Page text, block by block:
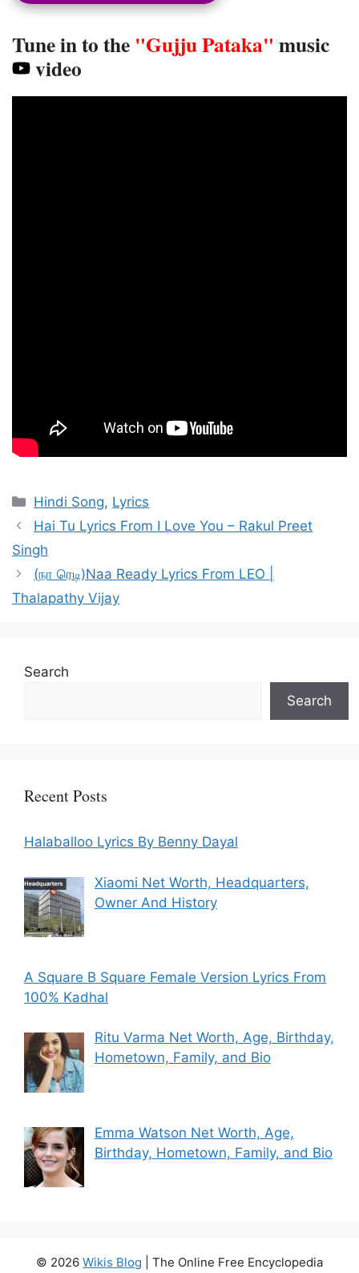
Tune in to the "Gujju Pataka" music
video
Categories
Hindi Song, Lyrics
Hai Tu Lyrics From I Love You – Rakul Preet
Singh
(நா ரெடி)Naa Ready Lyrics From LEO |
Thalapathy Vijay
Search
Search
Recent Posts
Halaballoo Lyrics By Benny Dayal
Xiaomi Net Worth, Headquarters,
Owner And History
A Square B Square Female Version Lyrics From
100% Kadhal
Ritu Varma Net Worth, Age, Birthday,
Hometown, Family, and Bio
Emma Watson Net Worth, Age,
Birthday, Hometown, Family, and Bio
© 2026 Wikis Blog | The Online Free Encyclopedia